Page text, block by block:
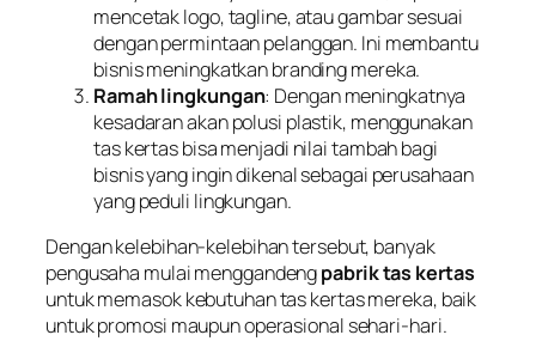
mencetak logo, tagline, atau gambar sesuai
dengan permintaan pelanggan. Ini membantu
bisnis meningkatkan branding mereka.
Ramah lingkungan: Dengan meningkatnya
kesadaran akan polusi plastik, menggunakan
tas kertas bisa menjadi nilai tambah bagi
bisnis yang ingin dikenal sebagai perusahaan
yang peduli lingkungan.
Dengan kelebihan-kelebihan tersebut, banyak
pengusaha mulai menggandengpabrik tas kertas
untuk memasok kebutuhan tas kertas mereka, baik
untuk promosi maupun operasional sehari-hari.